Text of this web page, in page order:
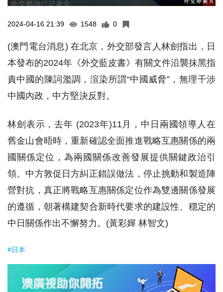
2024-04-16 21:39 1548 0
(澳門電台消息) 在北京，外交部發言人林劍指出，日
本發布的2024年《外交藍皮書》有關文件沿襲抹黑指
責中國的陳詞濫調，渲染所謂“中國威脅”，無理干涉
中國內政，中方堅決反對。
林劍表示，去年 (2023年)11月，中日兩國領導人在
舊金山會晤時，重新確認全面推進戰略互惠關係的兩
國關係定位，為兩國關係改善發展提供關鍵政治引
領。中方敦促日方糾正錯誤做法，停止挑動和製造陣
營對抗，真正將戰略互惠關係定位作為雙邊關係發展
的遵循，朝著構建契合新時代要求的建設性、穩定的
中日關係作出不懈努力。(黃彩嬋 林智文)
#日本